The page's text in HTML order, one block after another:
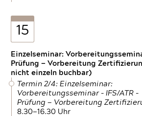
15
Einzelseminar:
Prüfung — Vorbereitung
nicht einzeln buchbar)
Termin 2/4: Einzelseminar:
Vorbereitungsseminar - IFS/ATR -
Prüfung — Vorbereitung
8.30—16.30 Uhr